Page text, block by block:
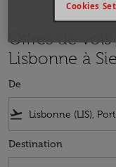
Offres de
Lisbonne à
De
flight_takeoff
Destination
Cookies